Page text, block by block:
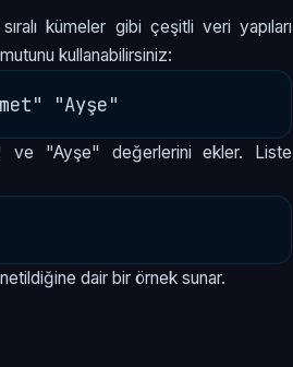
kümeler gibi çeşitli veri yapıları
kullanabilirsiniz:
ve "Ayşe" değerlerini ekler. Liste
dair bir örnek sunar.